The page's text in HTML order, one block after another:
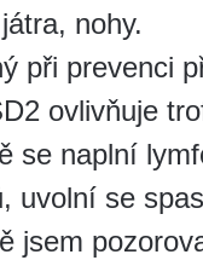
nohy.
při prevenci
ovlivňuje
se naplní
uvolní se
jsem